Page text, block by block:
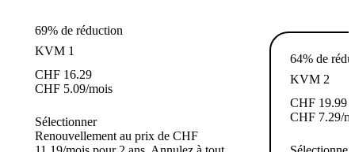
69% de réduction
KVM 1
CHF 16.29
CHF 5.09/mois
Sélectionner
Renouvellement au prix de CHF
64% de
KVM 2
CHF 19.99
CHF 7.29/